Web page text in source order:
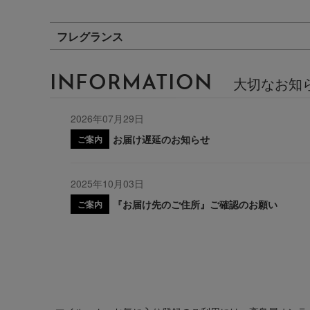
フレグランス
INFORMATION 大切なお知
2026年07月29日
ご案内 お届け遅延のお知らせ
2025年10月03日
ご案内 『お届け先のご住所』ご確認のお願い